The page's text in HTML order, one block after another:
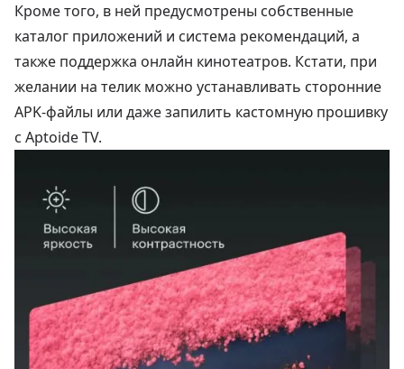
Кроме того, в ней предусмотрены собственные
каталог приложений и система рекомендаций, а
также поддержка онлайн кинотеатров. Кстати, при
желании на телик можно устанавливать сторонние
APK-файлы или даже запилить кастомную прошивку
с Aptoide TV.